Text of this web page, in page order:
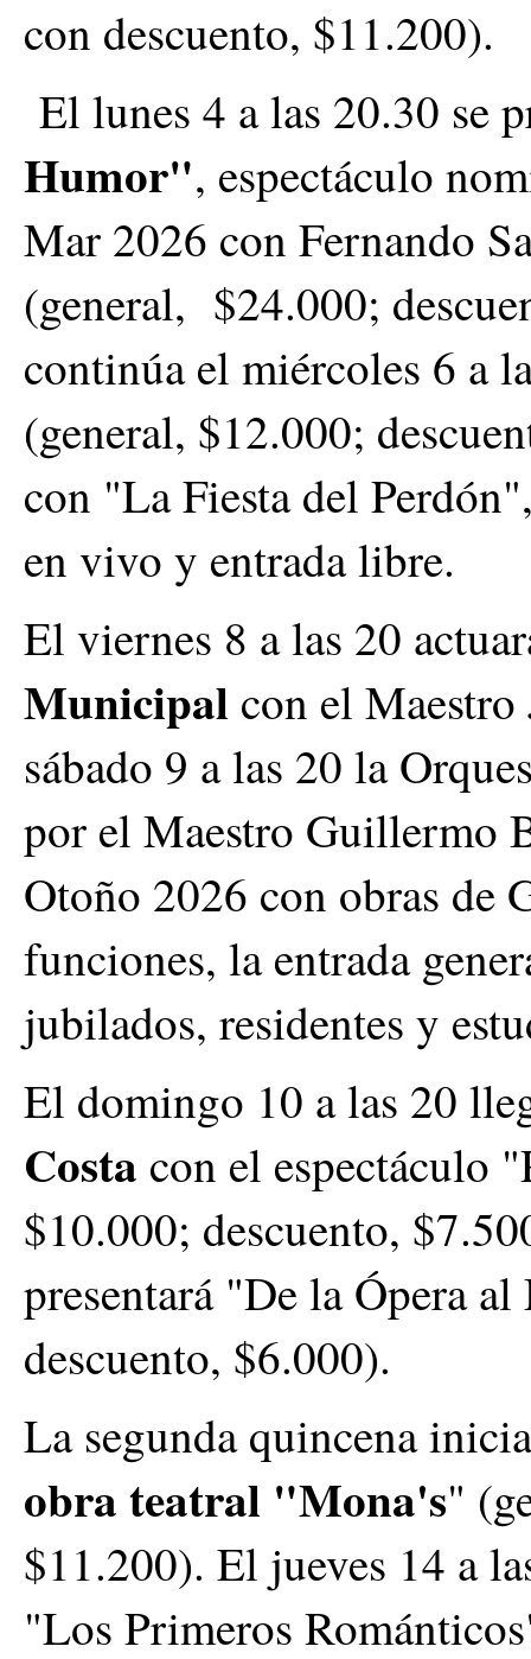
con descuento, $11.200).
El lunes 4 a las 20.30 se
Humor", espectáculo
Mar 2026 con Fernando
(general, $24.000;
continúa el miércoles 6 a
(general, $12.000;
con "La Fiesta del
en vivo y entrada libre.
El viernes 8 a las 20
Municipal con el
sábado 9 a las 20 la
por el Maestro Guillermo
Otoño 2026 con obras de
funciones, la entrada
jubilados, residentes y
El domingo 10 a las 20
Costa con el espectáculo
$10.000; descuento,
presentará "De la Ópera
descuento, $6.000).
La segunda quincena
obra teatral "Mona's"
$11.200). El jueves 14 a
"Los Primeros